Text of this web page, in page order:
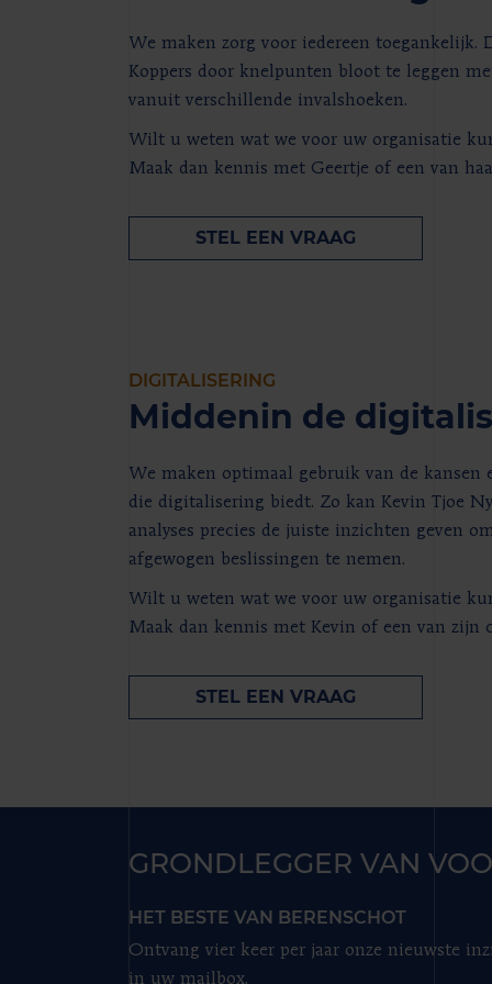
We maken zorg voor iedereen toegankelijk.
Koppers door knelpunten bloot te leggen
vanuit verschillende invalshoeken.
Wilt u weten wat we voor uw organisatie
Maak dan kennis met Geertje of een van
STEL EEN VRAAG
DIGITALISERING
Middenin de
We maken optimaal gebruik van de kansen
die digitalisering biedt. Zo kan Kevin Tjoe
analyses precies de juiste inzichten geven
afgewogen beslissingen te nemen.
Wilt u weten wat we voor uw organisatie
Maak dan kennis met Kevin of een van zijn
STEL EEN VRAAG
GRONDLEGGER VAN
HET BESTE VAN BERENSCHOT
Ontvang vier keer per jaar onze nieuwste
in uw mailbox.